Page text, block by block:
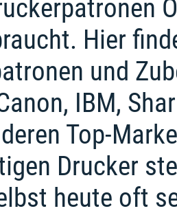
Hier
und
IBM,
Top-
Drucker
heute oft